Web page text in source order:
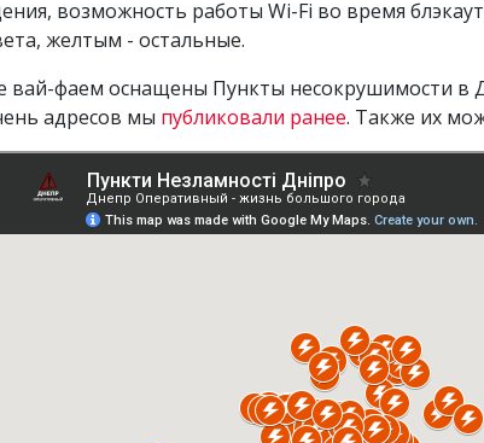
возможность работы Wi-Fi во время
желтым - остальные.
вай-фаем оснащены Пункты несокрушимости в
адресов мы публиковали ранее. Также их